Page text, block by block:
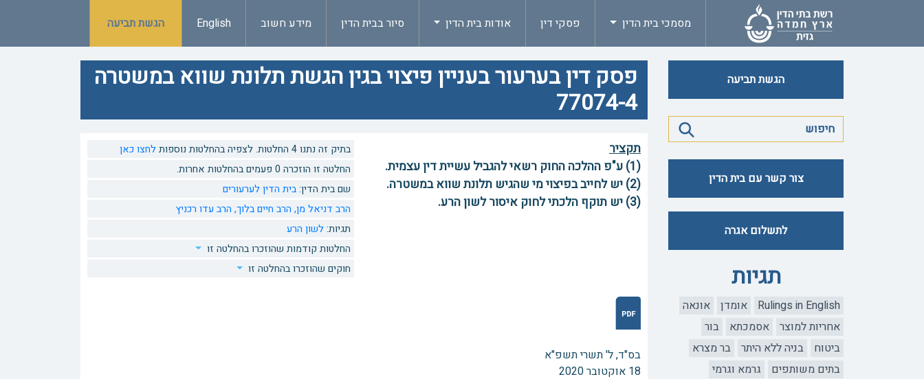
מסמכי בית הדין פסקי דין אודות בית הדין סיור בבית הדין מידע חשוב English הגשת תביעה
הגשת תביעה
צור קשר עם בית הדין
לתשלום אגרה
תגיות
Rulings in English אומדן
אונאה
אחריות למוצר
אסמכתא
בור
ביטוח
בניה ללא היתר
בר מצרא
בתים משותפים
גרמא וגרמי
פסק דין בערעור בעניין פיצוי בגין הגשת תלונת שווא במשטרה
77074-4
תקציר
(1) ע"פ ההלכה החוק רשאי להגביל עשיית דין עצמית.
(2) יש לחייב בפיצוי מי שהגיש תלונת שווא במשטרה.
(3) יש תוקף הלכתי לחוק איסור לשון הרע.
בתיק זה נתנו 4 החלטות. לצפיה בהחלטות נוספות
לחצו כאן
החלטה זו הוזכרה 0 פעמים בהחלטות אחרות.
שם בית הדין:בית הדין לערעורים
הרב דניאל מן, הרב חיים בלוך, הרב עדו רכניץ
תגיות:לשון הרע
החלטות קודמות שהוזכרו בהחלטה זו
חוקים שהוזכרו בהחלטה זו
בס"ד, ‏‏ל' תשרי תשפ"א